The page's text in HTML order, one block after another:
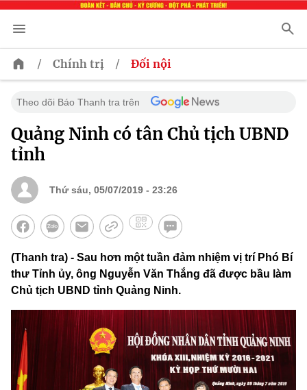
/ Chính trị / Đối nội
Theo dõi Báo Thanh tra trên
Quảng Ninh có tân Chủ tịch UBND
tỉnh
Thứ sáu, 05/07/2019 - 23:26
(Thanh tra) - Sau hơn một tuần đảm nhiệm vị trí Phó Bí
thư Tỉnh ủy, ông Nguyễn Văn Thắng đã được bầu làm
Chủ tịch UBND tỉnh Quảng Ninh.